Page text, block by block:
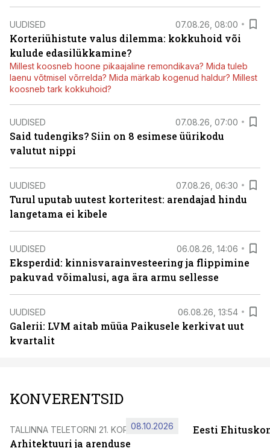
UUDISED 07.08.26, 08:00
Korteriühistute valus dilemma: kokkuhoid või
kulude edasilükkamine?
Millest koosneb hoone pikaajaline remondikava? Mida tuleb
laenu võtmisel võrrelda? Mida märkab kogenud haldur? Millest
koosneb tark kokkuhoid?
UUDISED 07.08.26, 07:00
Said tudengiks? Siin on 8 esimese üürikodu
valutut nippi
UUDISED 07.08.26, 06:30
Turul uputab uutest korteritest: arendajad hindu
langetama ei kibele
UUDISED 06.08.26, 14:06
Eksperdid: kinnisvarainvesteering ja flippimine
pakuvad võimalusi, aga ära armu sellesse
UUDISED 06.08.26, 13:54
Galerii: LVM aitab müüa Paikusele kerkivat uut
kvartalit
KONVERENTSID
TALLINNA TELETORNI 21. KORRUSEL
Arhitektuuri ja arenduse
08.10.2026 Eesti